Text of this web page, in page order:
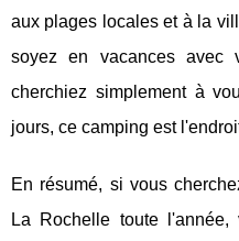
aux plages locales et à la
soyez en vacances avec
cherchiez simplement à
jours, ce camping est
En résumé, si vous
La Rochelle toute